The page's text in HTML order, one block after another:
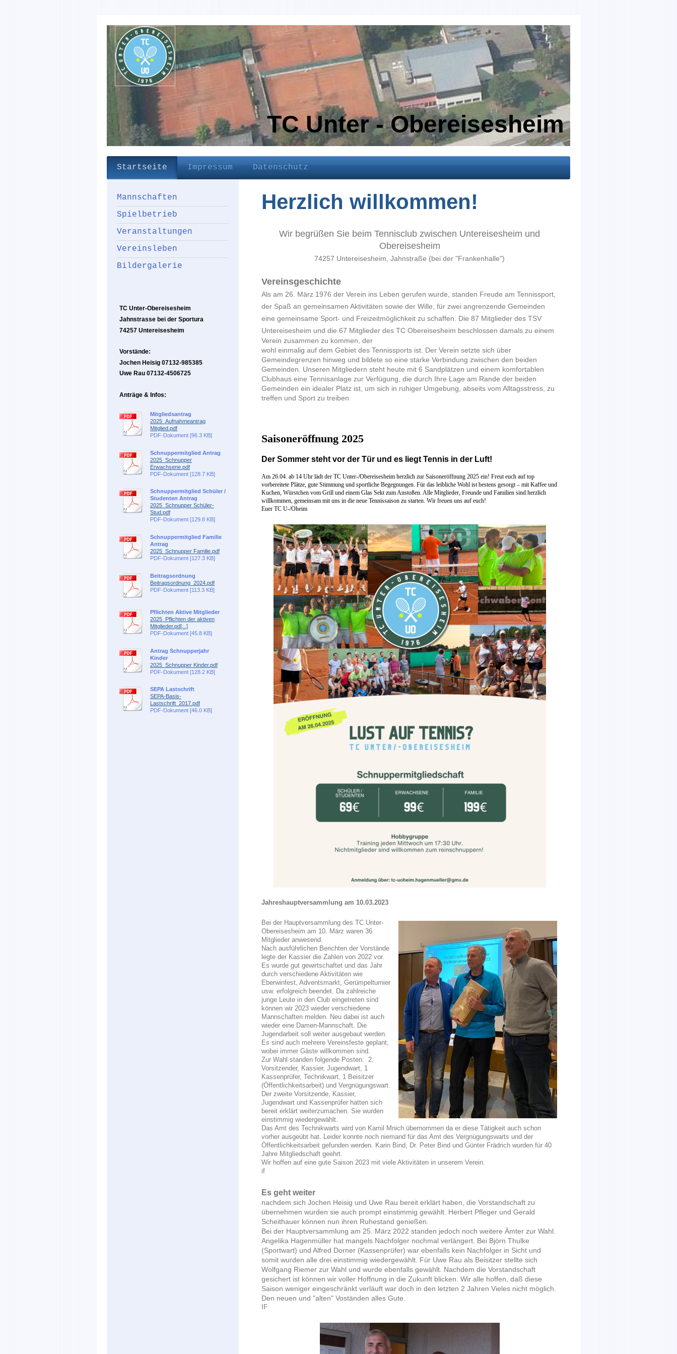
TC Unter - Obereisesheim
Startseite Impressum Datenschutz
Herzlich willkommen!
Wir begrüßen Sie beim Tennisclub zwischen Untereisesheim und
Obereisesheim
74257 Untereisesheim, Jahnstraße (bei der "Frankenhalle")
Vereinsgeschichte
Als am 26. März 1976 der Verein ins Leben gerufen wurde, standen Freude am Tennissport,
der Spaß an gemeinsamen Aktivitäten sowie der Wille, für zwei angrenzende Gemeinden
eine gemeinsame Sport- und Freizeitmöglichkeit zu schaffen. Die 87 Mitglieder des TSV
Untereisesheim und die 67 Mitglieder des TC Obereisesheim beschlossen damals zu einem
Verein zusammen zu kommen, der
wohl einmalig auf dem Gebiet des Tennissports ist. Der Verein setzte sich über
Gemeindegrenzen hinweg und bildete so eine starke Verbindung zwischen den beiden
Gemeinden. Unseren Mitgliedern steht heute mit 6 Sandplätzen und einem komfortablen
Clubhaus eine Tennisanlage zur Verfügung, die durch Ihre Lage am Rande der beiden
Gemeinden ein idealer Platz ist, um sich in ruhiger Umgebung, abseits vom Alltagsstress, zu
treffen und Sport zu treiben
Saisoneröffnung 2025
Der Sommer steht vor der Tür und es liegt Tennis in der Luft!
Am 26.04. ab 14 Uhr lädt der TC Unter-/Obereisesheim herzlich zur Saisoneröffnung 2025 ein! Freut euch auf top
vorbereitete Plätze, gute Stimmung und sportliche Begegnungen. Für das leibliche Wohl ist bestens gesorgt – mit Kaffee und
Kuchen, Würstchen vom Grill und einem Glas Sekt zum Anstoßen. Alle Mitglieder, Freunde und Familien sind herzlich
willkommen, gemeinsam mit uns in die neue Tennissaison zu starten. Wir freuen uns auf euch!
Euer TC U-/Oheim
Jahreshauptversammlung am 10.03.2023
Bei der Hauptversammlung des TC Unter-
Obereisesheim am 10. März waren 36
Mitglieder anwesend.
Nach ausführlichen Berichten der Vorstände
legte der Kassier die Zahlen von 2022 vor.
Es wurde gut gewirtschaftet und das Jahr
durch verschiedene Aktivitäten wie
Eberwinfest, Adventsmarkt, Gerümpelturnier
usw. erfolgreich beendet. Da zahlreiche
junge Leute in den Club eingetreten sind
können wir 2023 wieder verschiedene
Mannschaften melden. Neu dabei ist auch
wieder eine Damen-Mannschaft. Die
Jugendarbeit soll weiter ausgebaut werden.
Es sind auch mehrere Vereinsfeste geplant,
wobei immer Gäste willkommen sind.
Zur Wahl standen folgende Posten: 2.
Vorsitzender, Kassier, Jugendwart, 1
Kassenprüfer, Technikwart, 1 Beisitzer
(Öffentlichkeitsarbeit) und Vergnügungswart.
Der zweite Vorsitzende, Kassier,
Jugendwart und Kassenprüfer hatten sich
bereit erklärt weiterzumachen. Sie wurden
einstimmig wiedergewählt.
Das Amt des Technikwarts wird von Kamil Mnich übernommen da er diese Tätigkeit auch schon
vorher ausgeübt hat. Leider konnte noch niemand für das Amt des Vergnügungswarts und der
Öffentlichkeitsarbeit gefunden werden. Karin Bind, Dr. Peter Bind und Günter Frädrich wurden für 40
Jahre Mitgliedschaft geehrt.
Wir hoffen auf eine gute Saison 2023 mit viele Aktivitäten in unserem Verein.
if
Es geht weiter
nachdem sich Jochen Heisig und Uwe Rau bereit erklärt haben, die Vorstandschaft zu
übernehmen wurden sie auch prompt einstimmig gewählt. Herbert Pfleger und Gerald
Scheithauer können nun ihren Ruhestand genießen.
Bei der Hauptversammlung am 25. März 2022 standen jedoch noch weitere Ämter zur Wahl.
Angelika Hagenmüller hat mangels Nachfolger nochmal verlängert. Bei Björn Thulke
(Sportwart) und Alfred Dorner (Kassenprüfer) war ebenfalls kein Nachfolger in Sicht und
somit wurden alle drei einstimmig wiedergewählt. Für Uwe Rau als Beisitzer stellte sich
Wolfgang Riemer zur Wahl und wurde ebenfalls gewählt. Nachdem die Vorstandschaft
gesichert ist können wir voller Hoffnung in die Zukunft blicken. Wir alle hoffen, daß diese
Saison weniger eingeschränkt verläuft war doch in den letzten 2 Jahren Vieles nicht möglich.
Den neuen und "alten" Voständen alles Gute.
IF
Mannschaften
Spielbetrieb
Veranstaltungen
Vereinsleben
Bildergalerie
TC Unter-Obereisesheim
Jahnstrasse bei der Sportura
74257 Untereisesheim
Vorstände:
Jochen Heisig 07132-985385
Uwe Rau 07132-4506725
Anträge & Infos:
Mitgliedsantrag
2025_Aufnahmeantrag
Mitglied.pdf
PDF-Dokument [96.3 KB]
Schnuppermitglied Antrag
2025_Schnupper
Erwachsene.pdf
PDF-Dokument [128.7 KB]
Schnuppermitglied Schüler /
Studenten Antrag
2025_Schnupper Schüler-
Stud.pdf
PDF-Dokument [129.8 KB]
Schnuppermitglied Familie
Antrag
2025_Schnupper Familie.pdf
PDF-Dokument [127.3 KB]
Beitragsordnung
Beitragsordnung_2024.pdf
PDF-Dokument [113.3 KB]
Pflichten Aktive Mitglieder
2025_Pflichten der aktiven
Mitglieder.pd[...]
PDF-Dokument [45.8 KB]
Antrag Schnupperjahr
Kinder
2025_Schnupper Kinder.pdf
PDF-Dokument [128.2 KB]
SEPA Lastschrift
SEPA-Basis-
Lastschrift_2017.pdf
PDF-Dokument [46.0 KB]